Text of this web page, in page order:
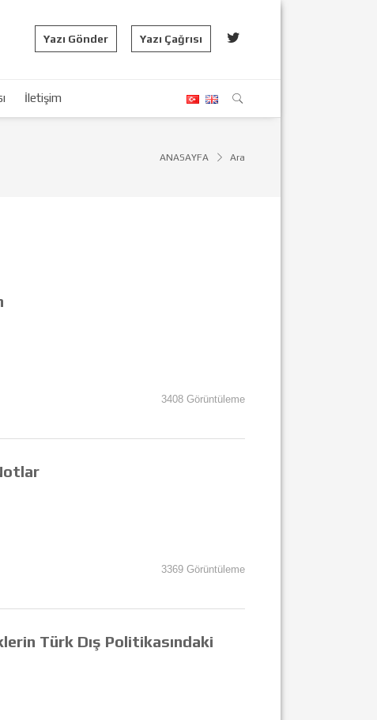
Yazı Gönder Yazı Çağrısı
İletişim
ANASAYFA Ara
3408 Görüntüleme
3369 Görüntüleme
Türk Dış Politikasındaki